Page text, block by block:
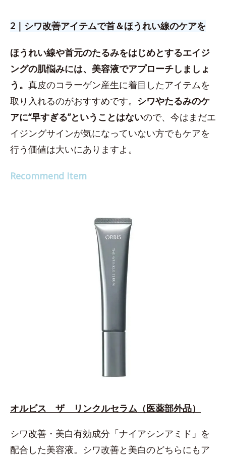
2｜シワ改善アイテムで首＆ほうれい線のケアを
ほうれい線や首元のたるみをはじめとするエイジ
ングの肌悩みには、美容液でアプローチしましょ
う。 真皮のコラーゲン産生に着目したアイテムを
取り入れるのがおすすめです。 シワやたるみのケ
アに“早すぎる”ということはないので、今はまだエ
イジングサインが気になっていない方でもケアを
行う価値は大いにありますよ。
Recommend Item
オルビス ザ リンクルセラム（医薬部外品）
シワ改善・美白有効成分「ナイアシンアミド」を
配合した美容液。シワ改善と美白のどちらにもア